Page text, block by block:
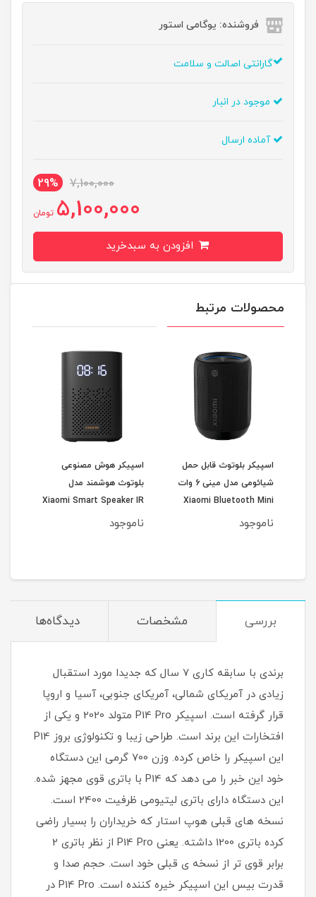
فروشنده: یوگامی استور
گارانتی اصالت و سلامت
موجود در انبار
آماده ارسال
7,100,000
29%
5,100,000 تومان
محصولات مرتبط
اسپیکر بلوتوث قابل حمل
شیائومی مدل مینی 6 وات
Xiaomi Bluetooth Mini
ناموجود
اسپیکر هوش مصنوعی
بلوتوث هوشمند مدل
Xiaomi Smart Speaker IR
Control L05G Global
ناموجود
بررسی مشخصات دیدگاه‌ها
برندی با سابقه کاری 7 سال که جدیدا مورد استقبال
زیادی در آمریکای شمالی، آمریکای جنوبی، آسیا و اروپا
قرار گرفته است. اسپیکر P14 Pro متولد 2020 و یکی از
افتخارات این برند است. طراحی زیبا و تکنولوژی بروز P14
این اسپیکر را خاص کرده. وزن 700 گرمی این دستگاه
خود این خبر را می دهد که P14 با باتری قوی مجهز شده.
این دستگاه دارای باتری لیتیومی ظرفیت 2400 است.
نسخه های قبلی هوپ استار که خریداران را بسیار راضی
کرده باتری 1200 داشته. یعنی P14 Pro از نظر باتری 2
برابر قوی تر از نسخه ی قبلی خود است. حجم صدا و
قدرت بیس این اسپیکر خیره کننده است. P14 Pro در